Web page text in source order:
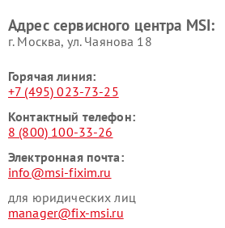
Адрес сервисного центра MSI:
г. Москва, ул. Чаянова 18
Горячая линия:
+7 (495) 023-73-25
Контактный телефон:
8 (800) 100-33-26
Электронная почта:
info@msi-fixim.ru
для юридических лиц
manager@fix-msi.ru